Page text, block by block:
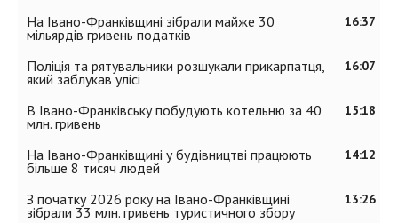
16:37
На Івано-Франківщині зібрали майже 30
мільярдів гривень податків
16:07
Поліція та рятувальники розшукали прикарпатця,
який заблукав улісі
15:18
В Івано-Франківську побудують котельню за 40
млн. гривень
14:12
На Івано-Франківщині у будівництві працюють
більше 8 тисяч людей
13:26
З початку 2026 року на Івано-Франківщині
зібрали 33 млн. гривень туристичного збору